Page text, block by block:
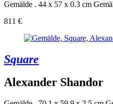
Gemälde . 44 x 57 x 0.3 cm
811 €
Square
Alexander Shandor